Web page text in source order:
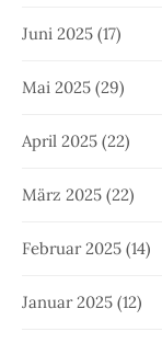
Juni 2025 (17)
Mai 2025 (29)
April 2025 (22)
März 2025 (22)
Februar 2025 (14)
Januar 2025 (12)